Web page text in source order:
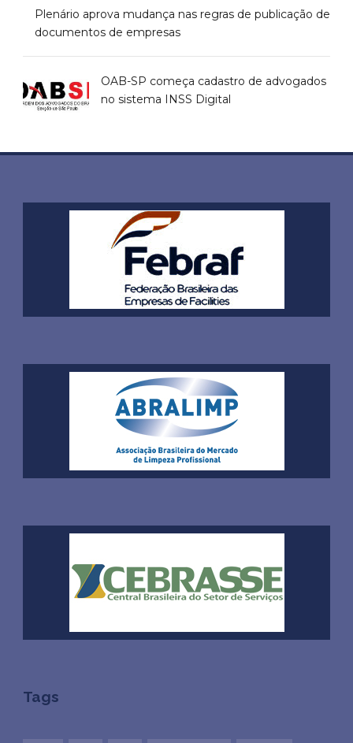
Plenário aprova mudança nas regras de publicação de
documentos de empresas
OAB-SP começa cadastro de advogados
no sistema INSS Digital
Tags